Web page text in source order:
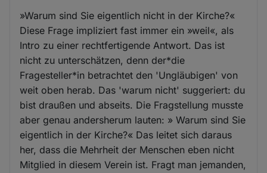
»Warum sind Sie eigentlich nicht in der Kirche?«
Diese Frage impliziert fast immer ein »weil«, als
Intro zu einer rechtfertigende Antwort. Das ist
nicht zu unterschätzen, denn der*die
Fragesteller*in betrachtet den 'Ungläubigen' von
weit oben herab. Das 'warum nicht' suggeriert: du
bist draußen und abseits. Die Fragstellung musste
aber genau andersherum lauten: » Warum sind Sie
eigentlich in der Kirche?« Das leitet sich daraus
her, dass die Mehrheit der Menschen eben nicht
Mitglied in diesem Verein ist. Fragt man jemanden,